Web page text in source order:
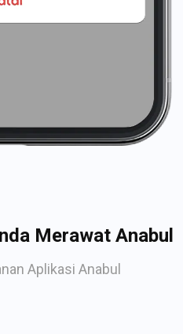
Merawat Anabul
Aplikasi Anabul